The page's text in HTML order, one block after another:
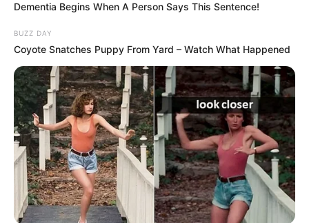
Dementia Begins When A Person Says This Sentence!
BUZZ DAY
Coyote Snatches Puppy From Yard – Watch What Happened